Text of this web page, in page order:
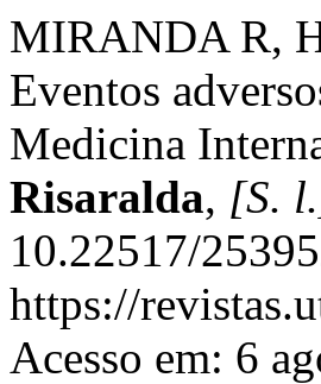
MIRANDA R,
Eventos
Medicina
Risaralda, [S.
10.22517/
https://
Acesso em: 6